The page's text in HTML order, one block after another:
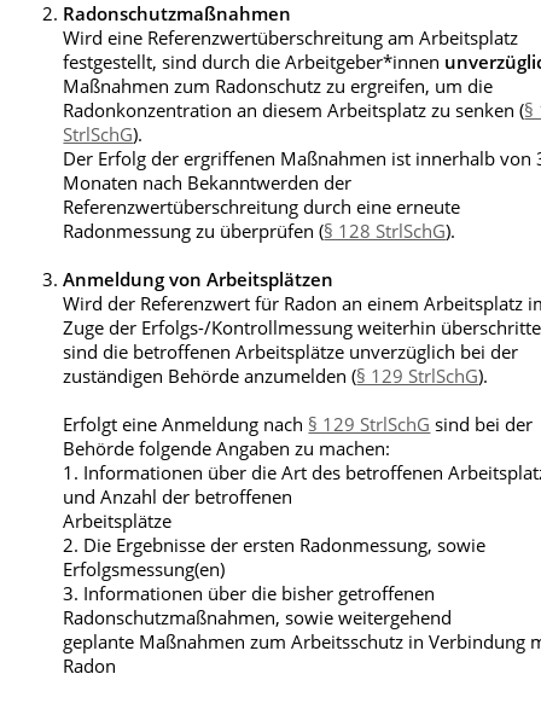
Radonschutzmaßnahmen
Wird eine Referenzwertüberschreitung am Arbeitsplatz
festgestellt, sind durch die Arbeitgeber*innen
Maßnahmen zum Radonschutz zu ergreifen, um die
Radonkonzentration an diesem Arbeitsplatz zu senken (§
StrlSchG).
Der Erfolg der ergriffenen Maßnahmen ist innerhalb von
Monaten nach Bekanntwerden der
Referenzwertüberschreitung durch eine erneute
Radonmessung zu überprüfen (§ 128 StrlSchG).
Anmeldung von Arbeitsplätzen
Wird der Referenzwert für Radon an einem Arbeitsplatz
Zuge der Erfolgs-/Kontrollmessung weiterhin
sind die betroffenen Arbeitsplätze unverzüglich bei der
zuständigen Behörde anzumelden (§ 129 StrlSchG).
Erfolgt eine Anmeldung nach § 129 StrlSchG sind bei der
Behörde folgende Angaben zu machen:
1. Informationen über die Art des betroffenen
und Anzahl der betroffenen
Arbeitsplätze
2. Die Ergebnisse der ersten Radonmessung, sowie
Erfolgsmessung(en)
3. Informationen über die bisher getroffenen
Radonschutzmaßnahmen, sowie weitergehend
geplante Maßnahmen zum Arbeitsschutz in Verbindung
Radon